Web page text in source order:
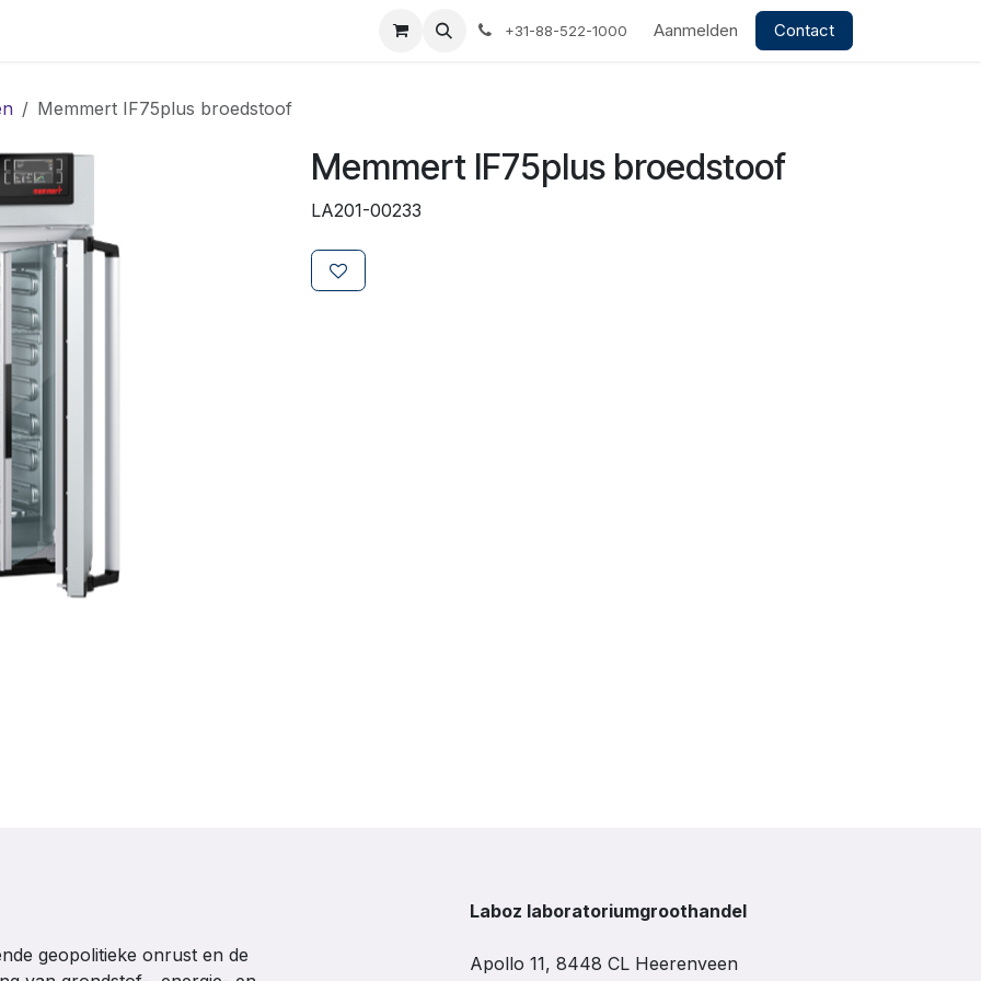
Klant worden +31-88-522-1000 Aanmelden Contact
Memmert IF75plus broedstoof
Memmert IF75plus broedstoof
LA201-00233
geopolitieke onrust en de
Laboz laboratoriumgroothandel
Apollo 11, 8448 CL Heerenveen